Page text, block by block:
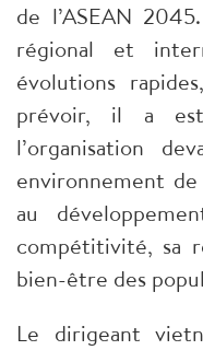
de l’ASEAN
régional et
évolutions
prévoir, il a
l’organisation
environnement
au
compétitivité, sa
bien-être des
Le dirigeant